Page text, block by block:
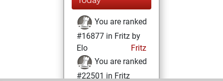
You are ranked
#16877 in Fritz by
Elo
Fritz
You are ranked
#22501 in Fritz